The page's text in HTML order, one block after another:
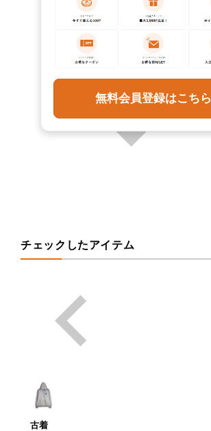
チェックしたアイテム
古着
無料会員登録はこちら